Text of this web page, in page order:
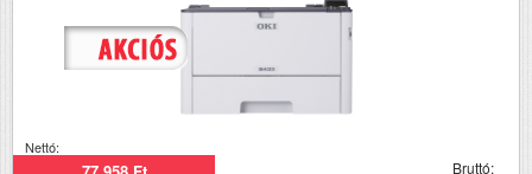
Nettó:
Bruttó: